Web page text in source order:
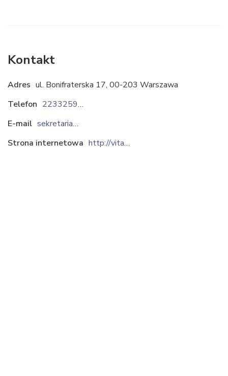
Kontakt
Adres ul. Bonifraterska 17, 00-203 Warszawa
Telefon
223325917
E-mail
sekretariat@vitama.pl
Strona internetowa
http://vitama.pl